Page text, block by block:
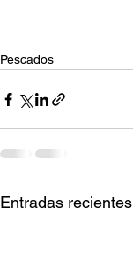
Pescados
Entradas recientes